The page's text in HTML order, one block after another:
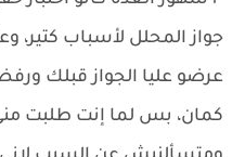
جواز المحلل لأسباب كتير،
عرضو عليا الجواز قبلك
كمان، بس لما إنت طلبت